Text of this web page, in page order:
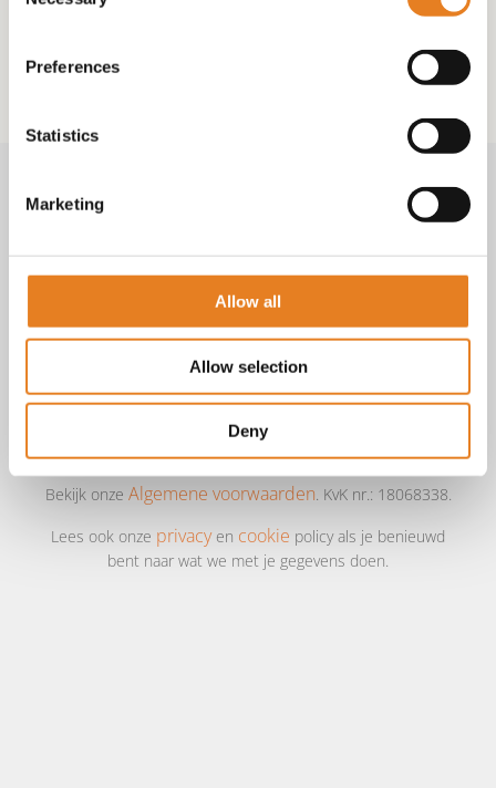
Preferences
Statistics
Marketing
Allow all
Allow selection
Deny
bezorginformatie pagina
tot vragen over bestellingen, betalingen en leveringen.
Facebook
Instagram
E-mail
Telefoon / whatsapp:+31 6 23227983
Bekijk onze Algemene voorwaarden. KvK nr.: 18068338.
Lees ook onze privacyen cookie policy als je benieuwd
bent naar wat we met je gegevens doen.